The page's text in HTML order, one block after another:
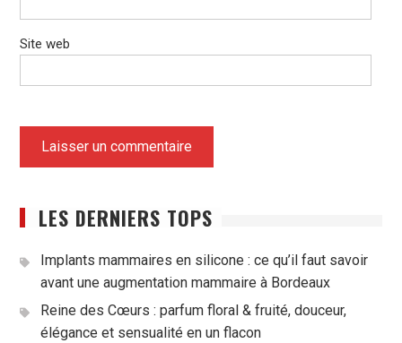
Site web
LES DERNIERS TOPS
Implants mammaires en silicone : ce qu’il faut savoir
avant une augmentation mammaire à Bordeaux
Reine des Cœurs : parfum floral & fruité, douceur,
élégance et sensualité en un flacon